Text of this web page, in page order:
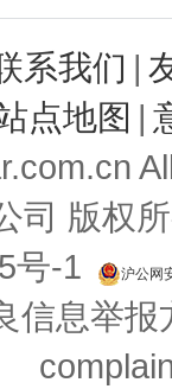
系我们 |
点地图 |
司 版权
号-1
沪公网
信息举